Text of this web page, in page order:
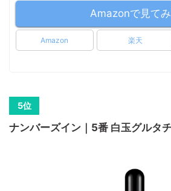
Amazonで見て
Amazon 楽天
ナンバーズイン｜5番 白玉グルタ